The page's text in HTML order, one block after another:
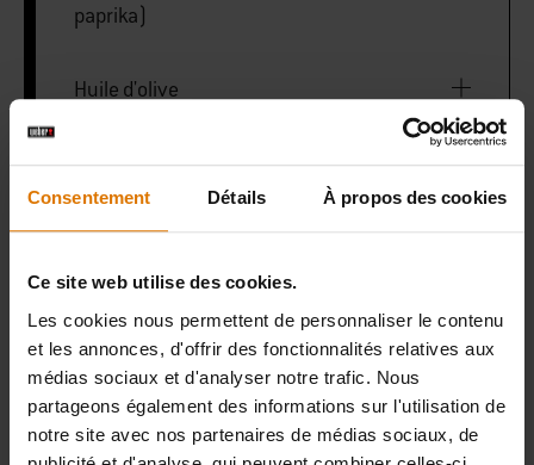
Consentement Détails À propos des cookies
Ce site web utilise des cookies.
Les cookies nous permettent de personnaliser le contenu
et les annonces, d'offrir des fonctionnalités relatives aux
médias sociaux et d'analyser notre trafic. Nous
partageons également des informations sur l'utilisation de
notre site avec nos partenaires de médias sociaux, de
paprika)
Huile d'olive
Sel et poivre
Pierre à pizza
PRINT THIS LIST